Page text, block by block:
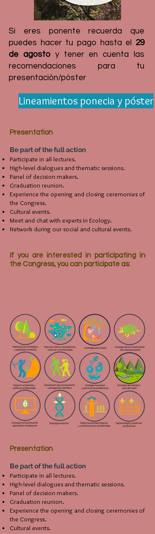
Si eres ponente recuerda que
puedes hacer tu pago hasta el 29
de agosto ytener en cuenta las
recomendaciones para tu
presentación/póster
Lineamientos ponecia y póster
Presentation
Be part of the full action
Participate in all lectures.
High-level dialogues and thematic sessions.
Panel of decision makers.
Graduation reunion.
Experience the opening and closing ceremonies of
the Congress.
Cultural events.
Meet and chat with experts in Ecology.
Network during our social and cultural events.
If you are interested in participating in
the Congress, you can participate as:
Presentation
Be part of the full action
Participate in all lectures.
High-level dialogues and thematic sessions.
Panel of decision makers.
Graduation reunion.
Experience the opening and closing ceremonies of
the Congress.
Cultural events.